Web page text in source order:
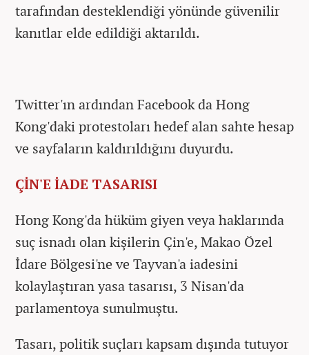
tarafından desteklendiği yönünde güvenilir
kanıtlar elde edildiği aktarıldı.
Twitter'ın ardından Facebook da Hong
Kong'daki protestoları hedef alan sahte hesap
ve sayfaların kaldırıldığını duyurdu.
ÇİN'E İADE TASARISI
Hong Kong'da hüküm giyen veya haklarında
suç isnadı olan kişilerin Çin'e, Makao Özel
İdare Bölgesi'ne ve Tayvan'a iadesini
kolaylaştıran yasa tasarısı, 3 Nisan'da
parlamentoya sunulmuştu.
Tasarı, politik suçları kapsam dışında tutuyor